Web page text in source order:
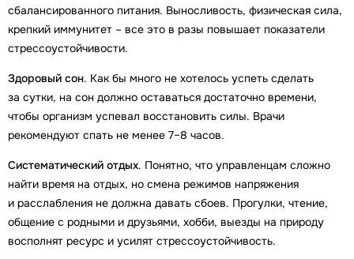
сбалансированного питания. Выносливость, физическая сила,
крепкий иммунитет – все это в разы повышает показатели
стрессоустойчивости.
Здоровый сон. Как бы много не хотелось успеть сделать
за сутки, на сон должно оставаться достаточно времени,
чтобы организм успевал восстановить силы. Врачи
рекомендуют спать не менее 7–8 часов.
Систематический отдых. Понятно, что управленцам сложно
найти время на отдых, но смена режимов напряжения
и расслабления не должна давать сбоев. Прогулки, чтение,
общение с родными и друзьями, хобби, выезды на природу
восполнят ресурс и усилят стрессоустойчивость.